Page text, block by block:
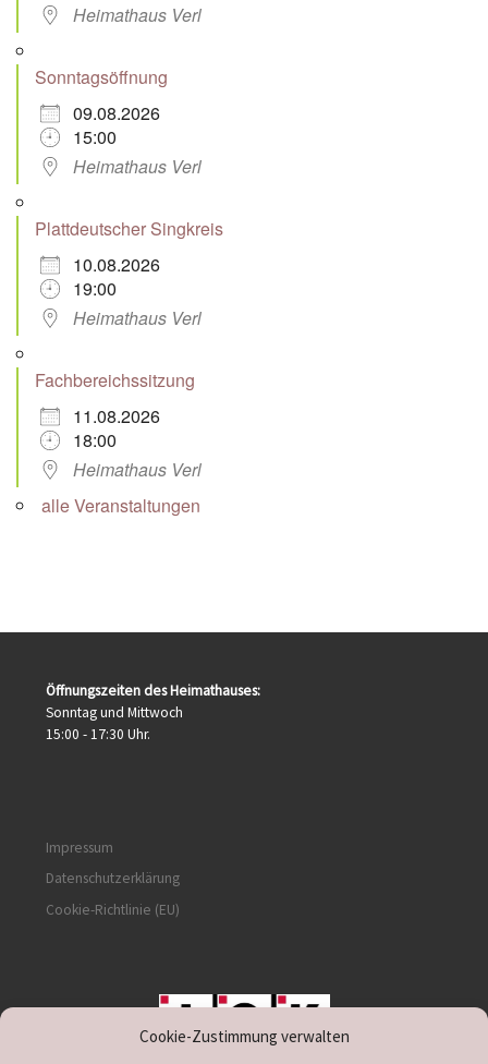
Cookie-Zustimmung verwalten
Heimathaus Verl
Sonntagsöffnung
09.08.2026
15:00
Heimathaus Verl
Plattdeutscher Singkreis
10.08.2026
19:00
Heimathaus Verl
Fachbereichssitzung
11.08.2026
18:00
Heimathaus Verl
alle Veranstaltungen
Öffnungszeiten des Heimathauses:
Sonntag und Mittwoch
15:00 - 17:30 Uhr.
Impressum
Datenschutzerklärung
Cookie-Richtlinie (EU)